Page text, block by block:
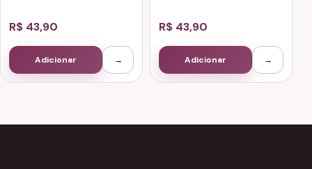
R$ 43,90
Adicionar →
R$ 43,90
Adicionar →